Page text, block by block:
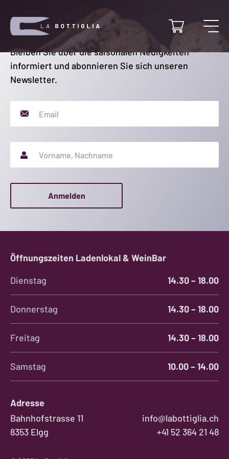
Newsletter
Bleiben Sie über die saisonalen Neuigkeiten
informiert und abonnieren Sie sich unseren
Newsletter.
Öffnungszeiten Ladenlokal & WeinBar
Dienstag
14.30 – 18.00
Donnerstag 14.30 – 18.00
Freitag 14.30 – 18.00
Samstag 10.00 – 14.00
Adresse
Bahnhofstrasse 11
8353 Elgg
info@labottiglia.ch
+41 52 364 21 48